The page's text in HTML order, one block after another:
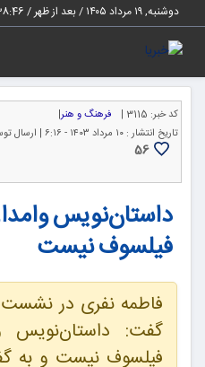
دوشنبه, ۱۹ مرداد ۱۴۰۵ / بعد از ظهر /
کد خبر: 3115 | فرهنگ و هنر|
تاریخ انتشار : ۱۰ مرداد ۱۴۰۳ - ۶:۱۶ | ارسال
56
داستان‌نویس
فیلسوف نیست
فاطمه نفری در
گفت: داستان‌نویس
فیلسوف نیست و به